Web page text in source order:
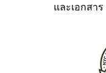
และเอกสาร